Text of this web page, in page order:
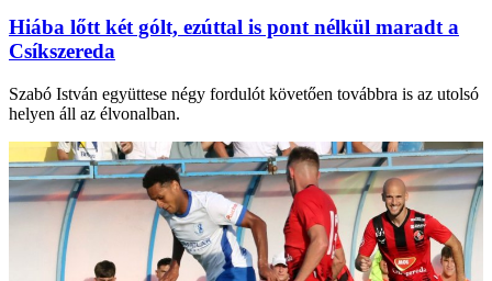
Hiába lőtt két gólt, ezúttal is pont nélkül maradt a
Csíkszereda
Szabó István együttese négy fordulót követően továbbra is az utolsó
helyen áll az élvonalban.